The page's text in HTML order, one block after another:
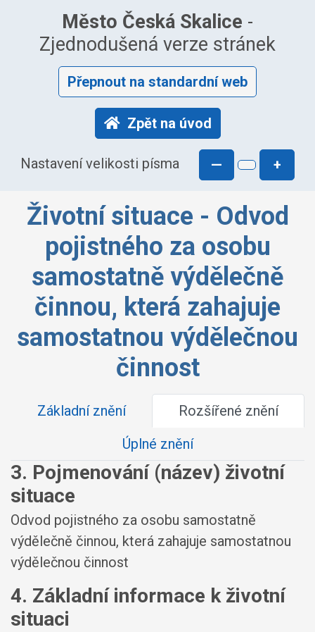
Město Česká Skalice -
Zjednodušená verze stránek
Přepnout na standardní web
Zpět na úvod
Nastavení velikosti písma — +
Životní situace - Odvod
pojistného za osobu
samostatně výdělečně
činnou, která zahajuje
samostatnou výdělečnou
činnost
Základní znění
Rozšířené znění
Úplné znění
3. Pojmenování (název) životní
situace
Odvod pojistného za osobu samostatně
výdělečně činnou, která zahajuje samostatnou
výdělečnou činnost
4. Základní informace k životní
situaci